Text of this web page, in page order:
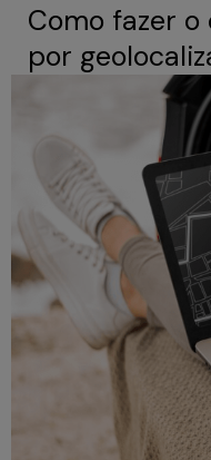
Como fazer
por